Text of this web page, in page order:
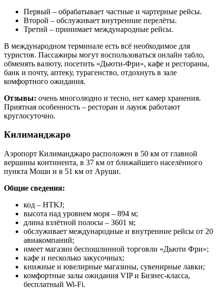
Первый – обрабатывает частные и чартерные рейсы.
Второй – обслуживает внутренние перелёты.
Третий – принимает международные рейсы.
В международном терминале есть всё необходимое для
туристов. Пассажиры могут воспользоваться онлайн табло,
обменять валюту, посетить «Дьюти-Фри», кафе и рестораны,
банк и почту, аптеку, турагенство, отдохнуть в зале
комфортного ожидания.
Отзывы: очень многолюдно и тесно, нет камер хранения.
Приятная особенность – ресторан и лаунж работают
круглосуточно.
Килиманджаро
Аэропорт Килиманджаро расположен в 50 км от главной
вершины континента, в 37 км от ближайшего населённого
пункта Моши и в 51 км от Аруши.
Общие сведения:
код – HTKJ;
высота над уровнем моря – 894 м;
длина взлётной полосы – 3601 м;
обслуживает международные и внутренние рейсы от 20
авиакомпаний;
имеет магазин беспошлинной торговли «Дьюти Фри»;
кафе и несколько закусочных;
книжные и ювелирные магазины, сувенирные лавки;
комфортные залы ожидания VIP и Бизнес-класса,
бесплатный Wi-Fi.